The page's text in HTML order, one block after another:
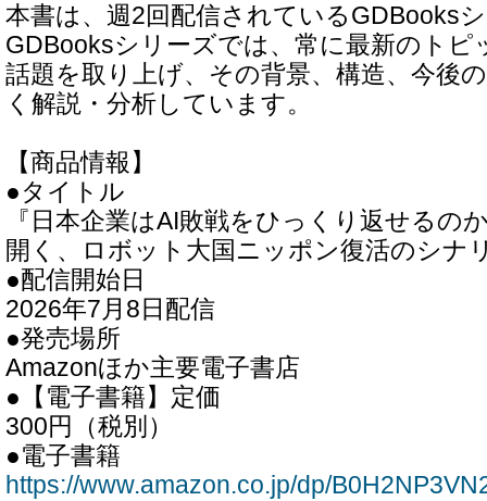
本書は、週2回配信されているGDBooks
GDBooksシリーズでは、常に最新のト
話題を取り上げ、その背景、構造、今後
く解説・分析しています。
【商品情報】
●タイトル
『日本企業はAI敗戦をひっくり返せるの
開く、ロボット大国ニッポン復活のシナ
●配信開始日
2026年7月8日配信
●発売場所
Amazonほか主要電子書店
●【電子書籍】定価
300円（税別）
●電子書籍
https://www.amazon.co.jp/dp/